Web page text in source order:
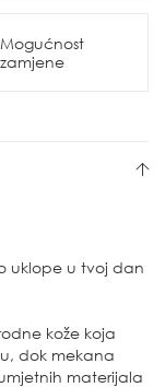
Mogućnost
zamjene
uklope u tvoj dan
kože koja
dok mekana
materijala